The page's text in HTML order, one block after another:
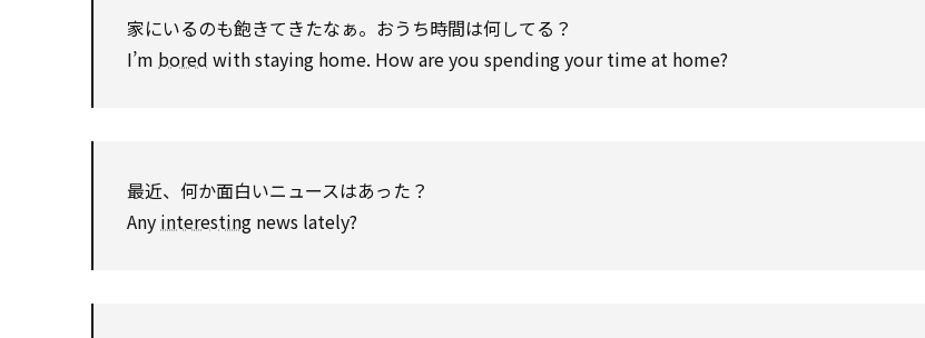
家にいるのも飽きてきたなぁ。おうち時間は何してる？
I’m bored with staying home. How are you spending your time at home?
最近、何か面白いニュースはあった？
Any interesting news lately?